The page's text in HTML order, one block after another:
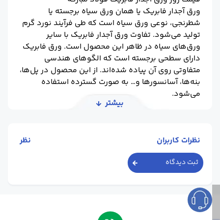
ورق آجدار فابریک یا همان ورق سیاه برجسته یا
شطرنجی، نوعی ورق سیاه است که طی فرآیند نورد گرم
تولید می‌شود. تفاوت ورق آجدار فابریک با سایر
ورق‌های سیاه در ظاهر این محصول است. ورق فابریک
دارای سطحی برجسته است که الگوهای هندسی
متفاوتی روی آن پیاده شده‌اند. از این محصول در پل‌ها،
بنه‌ها، آسانسورها و… به صورت گسترده استفاده
می‌شود.
قیمت روز این محصول توسط عوامل متعددی تعیین
مراجع با در نظر گرفتن عواملی همچون مالیات بر ارزش
افزوده و نوسانات بازار ارز، عددی را به عنوان قمیت روز
ورق آجدار فابریک فولاد مبارکه به شما ارائه می‌کنند.
خرید از یک مرجع معتبر به دریافت قیمت‌های به روز و
اصلی کمک بسیاری می‌کند. ورق آجدار فابریک از آن
دست محصولاتی است که به دلیل کاربرد گسترده در
صنعت، تاثیر به سزایی روی قیمت نهایی پروژه شما
بیشتر
نظرات کاربران نظر
ثبت دیدگاه